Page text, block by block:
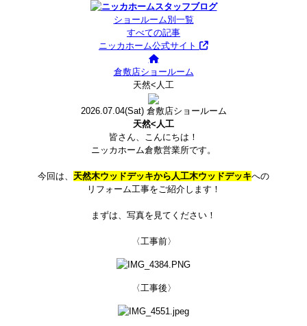
ショールーム別一覧
すべての記事
ニッカホーム公式サイト
倉敷店ショールーム
天然<人工
2026.07.04(Sat)倉敷店ショールーム
天然<人工
皆さん、こんにちは！
ニッカホーム倉敷営業所です。
今回は、 天然木ウッドデッキから人工木ウッドデッキへの
リフォーム工事をご紹介します！
まずは、写真を見てください！
〈工事前〉
〈工事後〉